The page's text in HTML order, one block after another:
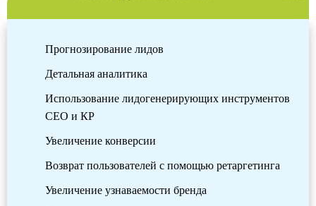
Прогнозирование лидов
Детальная аналитика
Использование лидогенерирующих инструментов
СЕО и КР
Увеличение конверсии
Возврат пользователей с помощью ретаргетинга
Увеличение узнаваемости бренда